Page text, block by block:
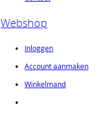
Webshop
Inloggen
Account aanmaken
Winkelmand